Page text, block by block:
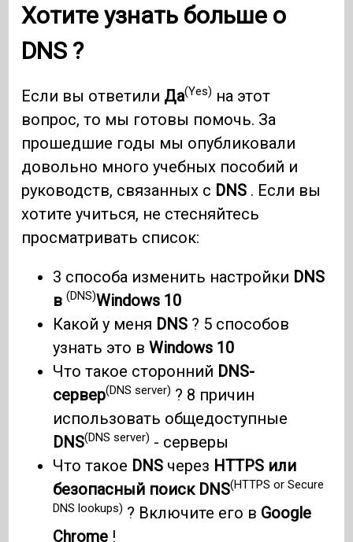
Хотите узнать больше о
DNS ?
Если вы ответили Да(Yes) на этот
вопрос, то мы готовы помочь. За
прошедшие годы мы опубликовали
довольно много учебных пособий и
руководств, связанных с DNS . Если вы
хотите учиться, не стесняйтесь
просматривать список:
3 способа изменить настройки DNS
в(DNS)Windows 10
Какой у меня DNS ? 5 способов
узнать это вWindows 10
Что такое сторонний DNS-
сервер(DNS server) ? 8 причин
использовать общедоступные
DNS(DNS server) - серверы
Что такое DNS через HTTPS или
безопасный поиск DNS(HTTPS or Secure
DNS lookups) ? Включите его в Google
Chrome !